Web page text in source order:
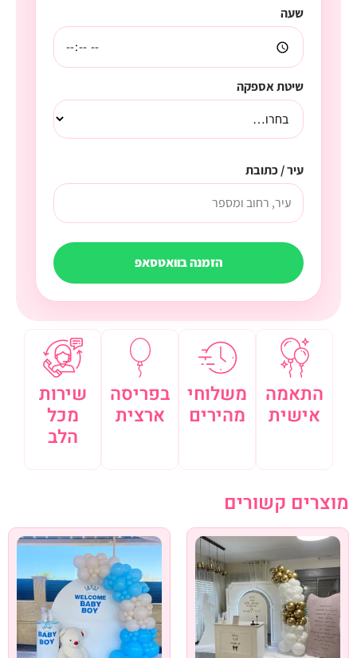
שעה
שיטת אספקה
עיר / כתובת
הזמנה בוואטסאפ
שירות
מכל
הלב
בפריסה
ארצית
משלוחי
מהירים
התאמה
אישית
מוצרים קשורים